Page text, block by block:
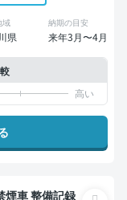
域
県
納期の目安
来年3月〜4月